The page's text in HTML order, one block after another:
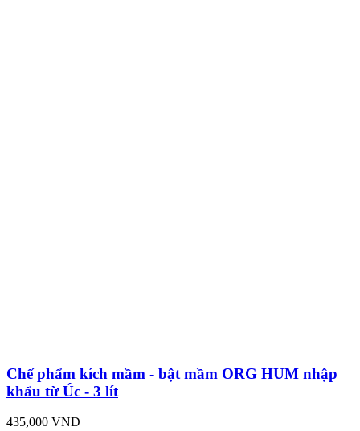
Chế phẩm kích mầm - bật mầm ORG HUM nhập
khẩu từ Úc - 3 lít
435,000 VND